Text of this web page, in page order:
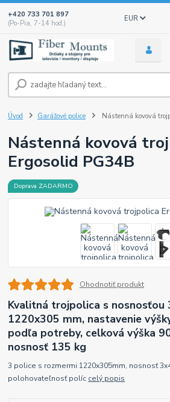
EUR
+420 733 701 897
(Po-Pia, 7-14 hod.)
Úvod Garážové police Nástenná kovová
Nástenná kovová
Ergosolid PG34B
Doprava ZADARMO
Ohodnotiť produkt
Kvalitná trojpolica s nosnosťou
1220x305 mm, nastavenie
podľa potreby, celková výška
nosnosť 135 kg
3 police s rozmermi 1220x305mm, nosnosť
polohovateľnosť políc celý popis